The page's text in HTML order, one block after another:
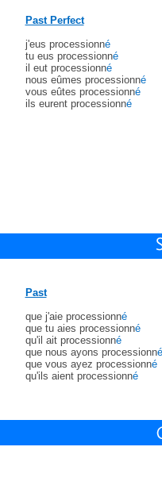
Past Perfect
j'eus processionné
tu eus processionné
il eut processionné
nous eûmes processionné
vous eûtes processionné
ils eurent processionné
Past
que j'aie processionné
que tu aies processionné
qu'il ait processionné
que nous ayons processionné
que vous ayez processionné
qu'ils aient processionné